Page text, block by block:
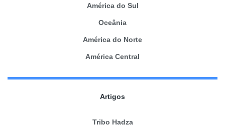
América do Sul
Oceânia
América do Norte
América Central
Artigos
Tribo Hadza